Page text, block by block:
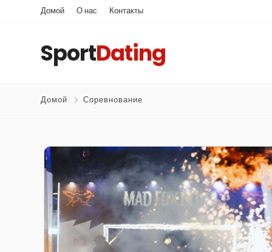
Домой О нас Контакты
SportDating
Домой Соревнование